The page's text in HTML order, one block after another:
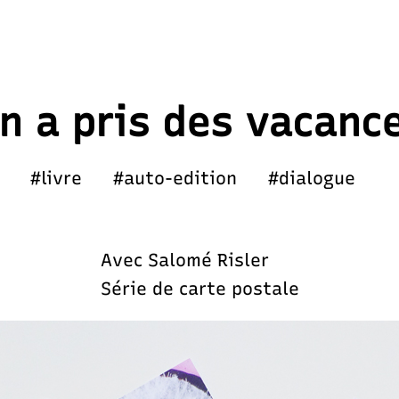
a pris des
#livre #auto-edition #dialogue
Avec Salomé Risler
Série de carte postale